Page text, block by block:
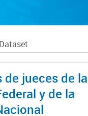
de jueces de la
y de la